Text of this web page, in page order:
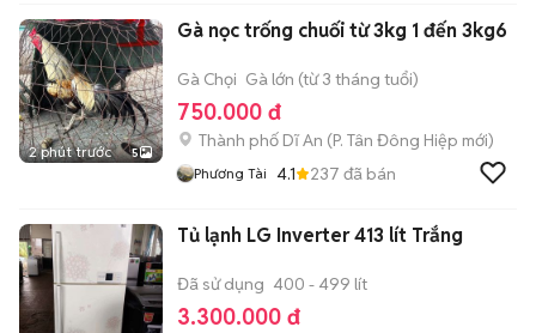
2 phút trước 5
Gà nọc trống chuối từ 3kg 1 đến 3kg6
Gà Chọi Gà lớn (từ 3 tháng tuổi)
750.000 đ
Thành phố Dĩ An (P. Tân Đông Hiệp mới)
Phương Tài 4.1 237 đã bán
Tủ lạnh LG Inverter 413 lít Trắng
Đã sử dụng 400 - 499 lít
3.300.000 đ